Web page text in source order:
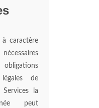
caractère
de
Services la
peut